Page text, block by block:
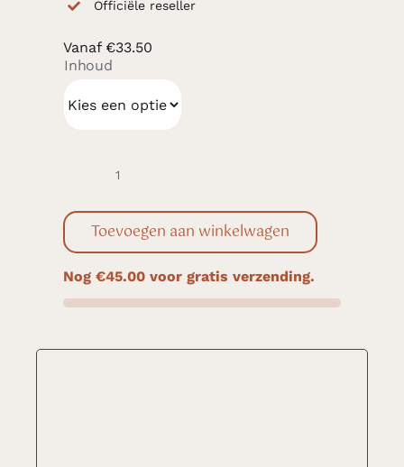
Officiële reseller
Vanaf €33.50
Inhoud
Caffeine
Conditioner
Toevoegen aan winkelwagen
Nog €45.00voor gratis verzending.